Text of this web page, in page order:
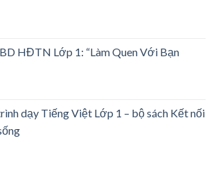
HĐTN Lớp 1: “Làm Quen Với Bạn
dạy Tiếng Việt Lớp 1 – bộ sách Kết nối